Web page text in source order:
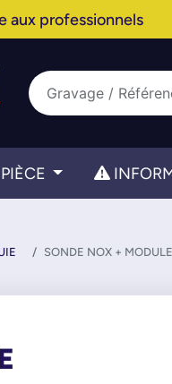
aux professionnels
SONDE NOX + MODULE